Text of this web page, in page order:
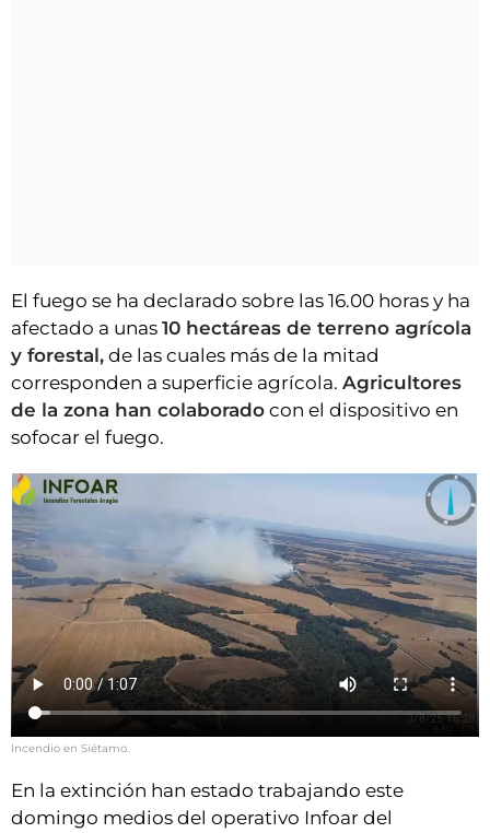
El fuego se ha declarado sobre las 16.00 horas y ha
afectado a unas 10 hectáreas de terreno agrícola
y forestal, de las cuales más de la mitad
corresponden a superficie agrícola. Agricultores
de la zona han colaborado con el dispositivo en
sofocar el fuego.
Incendio en Siétamo.
En la extinción han estado trabajando este
domingo medios del operativo Infoar del